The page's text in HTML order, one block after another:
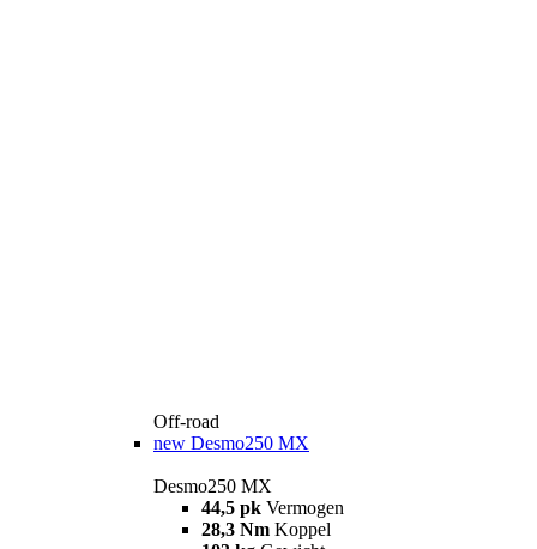
Off-road
new Desmo250 MX
Desmo250 MX
44,5 pk Vermogen
28,3 Nm Koppel